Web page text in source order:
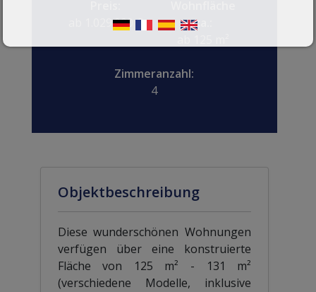
ab 1.029.000 €
ca.:
Zimmeranzahl:
4
Objektbeschreibung
Diese wunderschönen Wohnungen
verfügen über eine konstruierte
Fläche von 125 m² - 131 m²
(verschiedene Modelle, inklusive